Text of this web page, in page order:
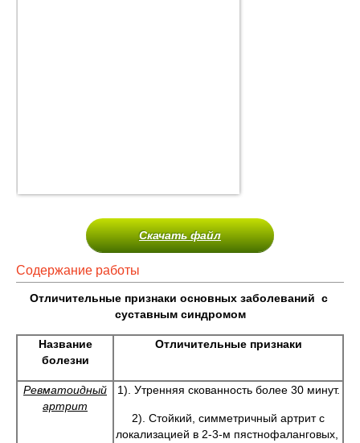
Скачать файл
Содержание работы
Отличительные признаки основных заболеваний с
суставным синдромом
Название
болезни
Отличительные признаки
Ревматоидный
артрит
1). Утренняя скованность более 30 минут.
2). Стойкий, симметричный артрит с
локализацией в 2-3-м пястнофаланговых,